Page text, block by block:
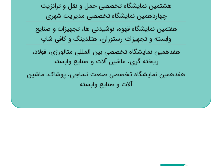
هشتمین نمایشگاه تخصصی حمل و نقل و ترانزیت
چهاردهمین نمایشگاه تخصصی مدیریت شهری
هفتمین نمایشگاه قهوه، نوشیدنی ها، تجهیزات و صنایع
وابسته و تجهیزات رستوران، هتلدینگ و کافی شاپ
هفدهمین نمایشگاه تخصصی بین المللی متالورژی، فولاد،
ریخته گری، ماشین آلات و صنایع وابسته
هفدهمین نمایشگاه تخصصی صنعت نساجی، پوشاک، ماشین
آلات و صنایع وابسته